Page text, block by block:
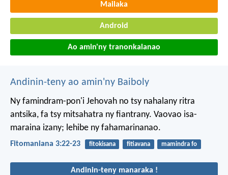
Mailaka
Android
Ao amin'ny tranonkalanao
Andinin-teny ao amin'ny Baiboly
Ny famindram-pon'i Jehovah no tsy nahalany ritra
antsika, fa tsy mitsahatra ny fiantrany. Vaovao isa-
maraina izany; lehibe ny fahamarinanao.
Fitomaniana 3:22-23 fitokisana fitiavana mamindra fo
Andinin-teny manaraka !